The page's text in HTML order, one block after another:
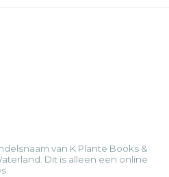
van K Plante Books &
Dit is alleen een online